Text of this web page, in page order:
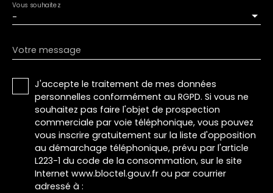
-
Vous souhaitez
Votre message
J'accepte le traitement de mes données
personnelles conformément au RGPD. Si vous ne
souhaitez pas faire l'objet de prospection
commerciale par voie téléphonique, vous pouvez
vous inscrire gratuitement sur la liste d'opposition
au démarchage téléphonique, prévu par l'article
L223-1 du code de la consommation, sur le site
Internet www.bloctel.gouv.fr ou par courrier
adressé à :